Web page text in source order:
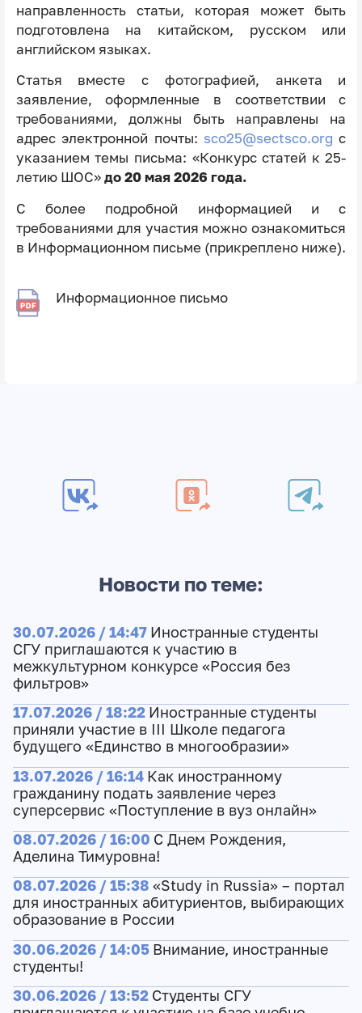
направленность статьи, которая может быть
подготовлена на китайском, русском или
английском языках.
Статья вместе с фотографией, анкета и
заявление, оформленные в соответствии с
требованиями, должны быть направлены на
адрес электронной почты: sco25@sectsco.org с
указанием темы письма: «Конкурс статей к 25-
летию ШОС» до 20 мая 2026 года.
С более подробной информацией и с
требованиями для участия можно ознакомиться
в Информационном письме (прикреплено ниже).
Информационное письмо
Новости по теме:
30.07.2026 / 14:47 Иностранные студенты
СГУ приглашаются к участию в
межкультурном конкурсе «Россия без
фильтров»
17.07.2026 / 18:22 Иностранные студенты
приняли участие в III Школе педагога
будущего «Единство в многообразии»
13.07.2026 / 16:14 Как иностранному
гражданину подать заявление через
суперсервис «Поступление в вуз онлайн»
08.07.2026 / 16:00 С Днем Рождения,
Аделина Тимуровна!
08.07.2026 / 15:38 «Study in Russia» – портал
для иностранных абитуриентов, выбирающих
образование в России
30.06.2026 / 14:05 Внимание, иностранные
студенты!
30.06.2026 / 13:52 Студенты СГУ